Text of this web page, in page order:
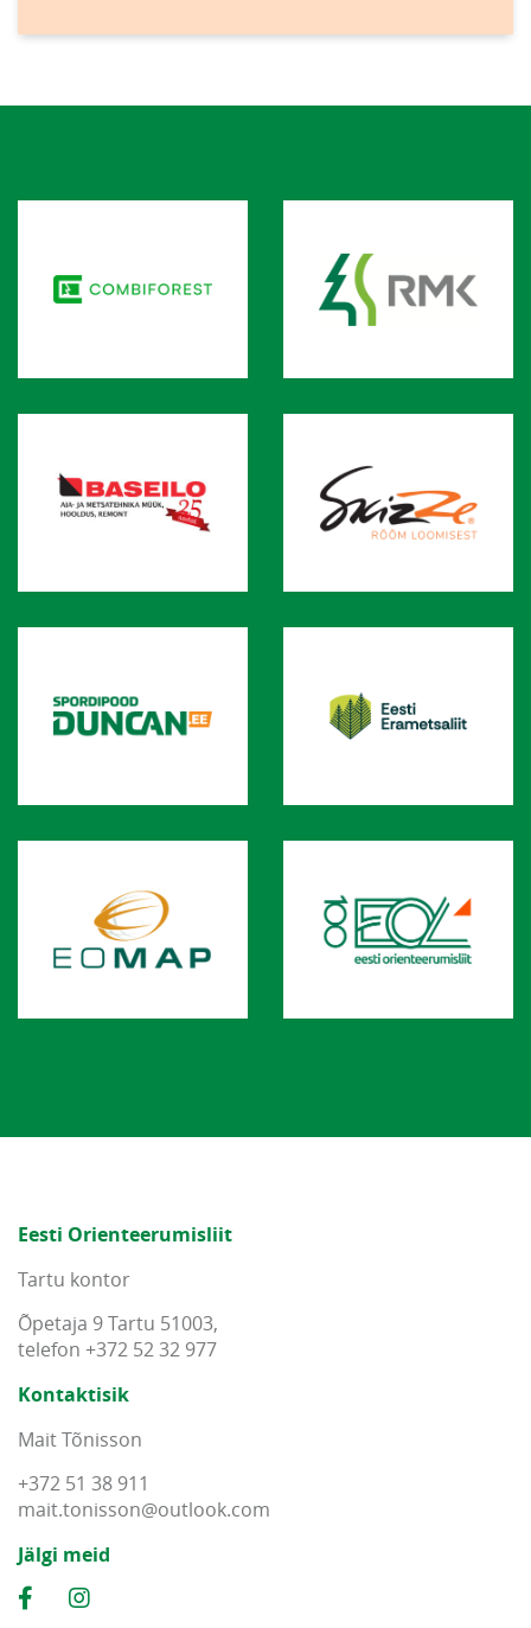
Eesti Orienteerumisliit
Tartu kontor
Õpetaja 9 Tartu 51003,
telefon +372 52 32 977
Kontaktisik
Mait Tõnisson
+372 51 38 911
mait.tonisson@outlook.com
Jälgi meid